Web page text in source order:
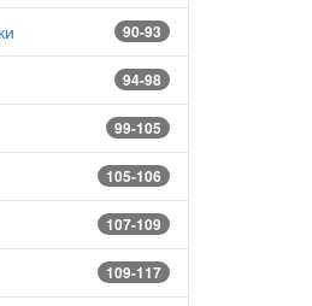
90-93
94-98
99-105
105-106
107-109
109-117